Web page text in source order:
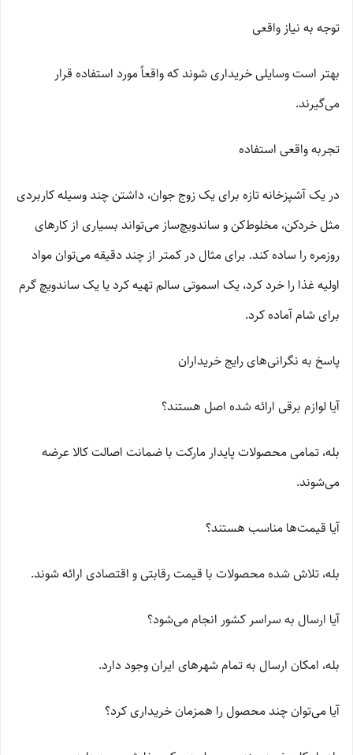
توجه به نیاز واقعی
بهتر است وسایلی خریداری شوند که واقعاً مورد استفاده قرار
می‌گیرند.
تجربه واقعی استفاده
در یک آشپزخانه تازه برای یک زوج جوان، داشتن چند وسیله کاربردی
مثل خردکن، مخلوط‌کن و ساندویچ‌ساز می‌تواند بسیاری از کارهای
روزمره را ساده کند. برای مثال در کمتر از چند دقیقه می‌توان مواد
اولیه غذا را خرد کرد، یک اسموتی سالم تهیه کرد یا یک ساندویچ گرم
برای شام آماده کرد.
پاسخ به نگرانی‌های رایج خریداران
آیا لوازم برقی ارائه شده اصل هستند؟
بله، تمامی محصولات پایدار مارکت با ضمانت اصالت کالا عرضه
می‌شوند.
آیا قیمت‌ها مناسب هستند؟
بله، تلاش شده محصولات با قیمت رقابتی و اقتصادی ارائه شوند.
آیا ارسال به سراسر کشور انجام می‌شود؟
بله، امکان ارسال به تمام شهرهای ایران وجود دارد.
آیا می‌توان چند محصول را همزمان خریداری کرد؟